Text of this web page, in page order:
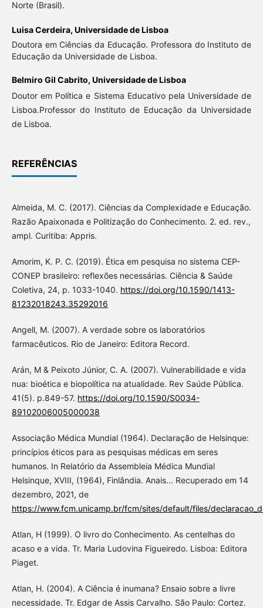
Norte (Brasil).
Luisa Cerdeira, Universidade de Lisboa
Doutora em Ciências da Educação. Professora do Instituto de
Educação da Universidade de Lisboa.
Belmiro Gil Cabrito, Universidade de Lisboa
Doutor em Política e Sistema Educativo pela Universidade de
Lisboa.Professor do Instituto de Educação da Universidade
de Lisboa.
REFERÊNCIAS
Almeida, M. C. (2017). Ciências da Complexidade e Educação.
Razão Apaixonada e Politização do Conhecimento. 2. ed. rev.,
ampl. Curitiba: Appris.
Amorim, K. P. C. (2019). Ética em pesquisa no sistema CEP-
CONEP brasileiro: reflexões necessárias. Ciência & Saúde
Coletiva, 24, p. 1033-1040. https://doi.org/10.1590/1413-
81232018243.35292016
Angell, M. (2007). A verdade sobre os laboratórios
farmacêuticos. Rio de Janeiro: Editora Record.
Arán, M & Peixoto Júnior, C. A. (2007). Vulnerabilidade e vida
nua: bioética e biopolítica na atualidade. Rev Saúde Pública.
41(5). p.849-57. https://doi.org/10.1590/S0034-
89102006005000038
Associação Médica Mundial (1964). Declaração de Helsinque:
princípios éticos para as pesquisas médicas em seres
humanos. In Relatório da Assembleia Médica Mundial
Helsinque, XVIII, (1964), Finlândia. Anais... Recuperado em 14
dezembro, 2021, de
https://www.fcm.unicamp.br/fcm/sites/default/files/
Atlan, H (1999). O livro do Conhecimento. As centelhas do
acaso e a vida. Tr. Maria Ludovina Figueiredo. Lisboa: Editora
Piaget.
Atlan, H. (2004). A Ciência é inumana? Ensaio sobre a livre
necessidade. Tr. Edgar de Assis Carvalho. São Paulo: Cortez.